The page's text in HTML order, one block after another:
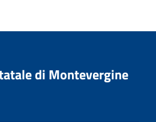
di Montevergine